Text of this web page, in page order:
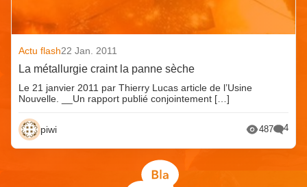
Actu flash22 Jan. 2011
La métallurgie craint la panne sèche
Le 21 janvier 2011 par Thierry Lucas article de l’Usine
Nouvelle. __Un rapport publié conjointement […]
piwi 487 4